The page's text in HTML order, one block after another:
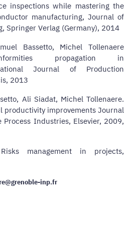
inspections while mastering the
manufacturing, Journal of
Springer Verlag (Germany), 2014
Bassetto, Michel Tollenaere
propagation in
Journal of Production
2013
Ali Siadat, Michel Tollenaere.
productivity improvements Journal
Industries, Elsevier, 2009,
management in projects,
inp.fr